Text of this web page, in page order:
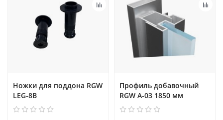
Ножки для поддона RGW
LEG-8B
Профиль добавочный
RGW A-03 1850 мм